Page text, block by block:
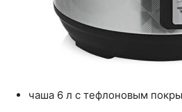
чаша 6 л с тефлоновым